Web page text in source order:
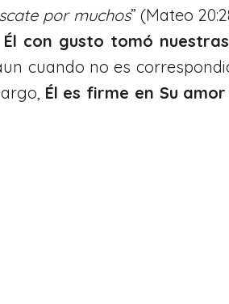
por muchos” (Mateo
Él con gusto tomó
cuando no es
Él es firme en Su